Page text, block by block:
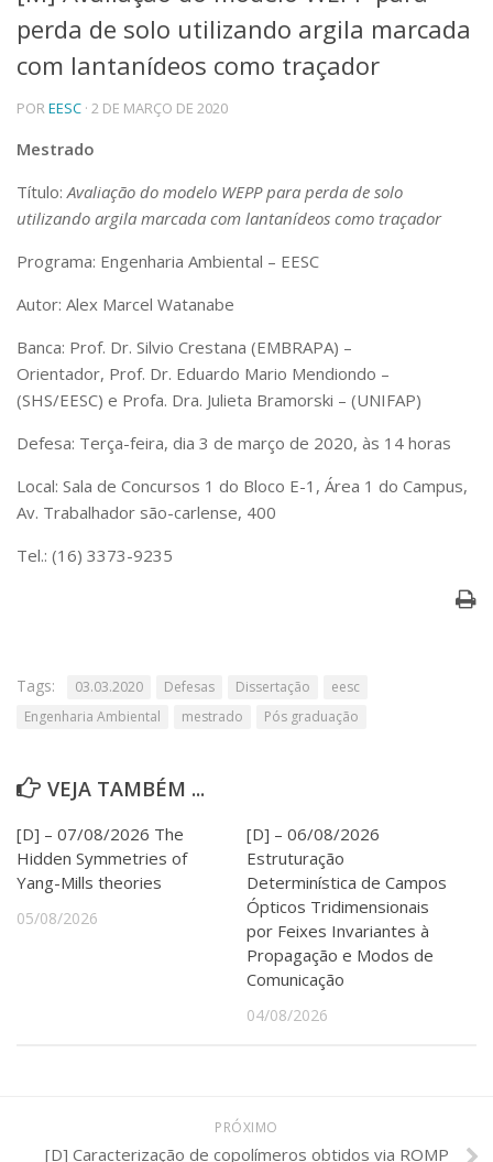
Telefones e Mapas
Pessoas
Ensino
Graduação
Educação a distância
Pesquisa e Inovação
Centros, Núcleos e Projetos em Rede
Iniciação Científica
Transferência de Tecnologia
Empresas Juniores
Extensão à Comunidade
Artes, Cultura e Esportes
Serviços
Apoio ao Estudante
Assessorias e Mídias
Aplicativos e Sites
Defesa de Teses
perda de solo utilizando argila marcada
com lantanídeos como traçador
POREESC · 2 DE MARÇO DE 2020
Mestrado
Título: Avaliação do modelo WEPP para perda de solo
utilizando argila marcada com lantanídeos como traçador
Programa: Engenharia Ambiental – EESC
Autor: Alex Marcel Watanabe
Banca: Prof. Dr. Silvio Crestana (EMBRAPA) –
Orientador, Prof. Dr. Eduardo Mario Mendiondo –
(SHS/EESC) e Profa. Dra. Julieta Bramorski – (UNIFAP)
Defesa: Terça-feira, dia 3 de março de 2020, às 14 horas
Local: Sala de Concursos 1 do Bloco E-1, Área 1 do Campus,
Av. Trabalhador são-carlense, 400
Tel.: (16) 3373-9235
Tags: 03.03.2020 Defesas Dissertação
eesc
Engenharia Ambiental
mestrado Pós graduação
VEJA TAMBÉM ...
[D] – 07/08/2026 The
Hidden Symmetries of
Yang-Mills theories
05/08/2026
[D] – 06/08/2026
Estruturação
Determinística de Campos
Ópticos Tridimensionais
por Feixes Invariantes à
Propagação e Modos de
Comunicação
04/08/2026
PRÓXIMO
[D] Caracterização de copolímeros obtidos via ROMP